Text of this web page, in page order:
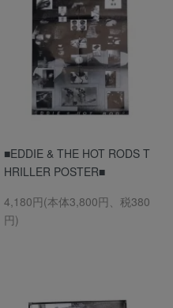
■EDDIE & THE HOT RODS T
HRILLER POSTER■
4,180円(本体3,800円、税380
円)